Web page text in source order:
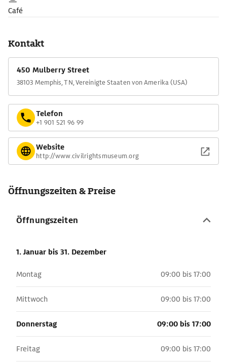
Café
Kontakt
450 Mulberry Street
38103 Memphis, TN, Vereinigte Staaten von Amerika (USA)
Telefon
+1 901 521 96 99
Website
http://www.civilrightsmuseum.org
Öffnungszeiten & Preise
Öffnungszeiten
1. Januar bis 31. Dezember
Montag 09:00 bis 17:00
Mittwoch 09:00 bis 17:00
Donnerstag 09:00 bis 17:00
Freitag 09:00 bis 17:00